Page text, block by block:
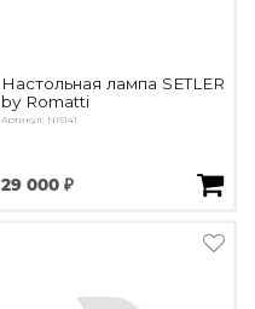
Настольная лампа SETLER
by Romatti
Артикул: N16141
29 000 ₽